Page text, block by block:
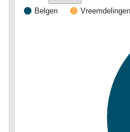
Belgen Vreemdelingen